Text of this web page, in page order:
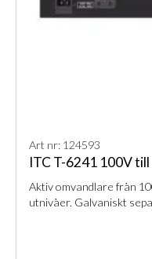
Art nr: 124593
ITC T-6241 100V
Aktiv omvandlare från
utnivåer. Galvaniskt